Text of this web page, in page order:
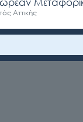
Αττικής